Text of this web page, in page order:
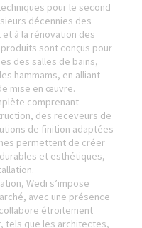
pour le second
décennies des
à la rénovation des
sont conçus pour
des salles de bains,
hammams, en alliant
mise en œuvre.
comprenant
des receveurs de
de finition adaptées
permettent de créer
et esthétiques,
Wedi s’impose
avec une présence
étroitement
tels que les architectes,